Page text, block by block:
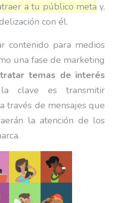
a tu público meta y,
con él.
contenido para medios
una fase de marketing
tratar temas de interés
clave es transmitir
través de mensajes que
la atención de los